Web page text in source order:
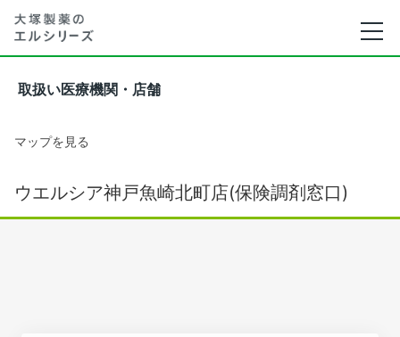
取扱い医療機関・店舗
マップを見る
ウエルシア神戸魚崎北町店(保険調剤窓口)